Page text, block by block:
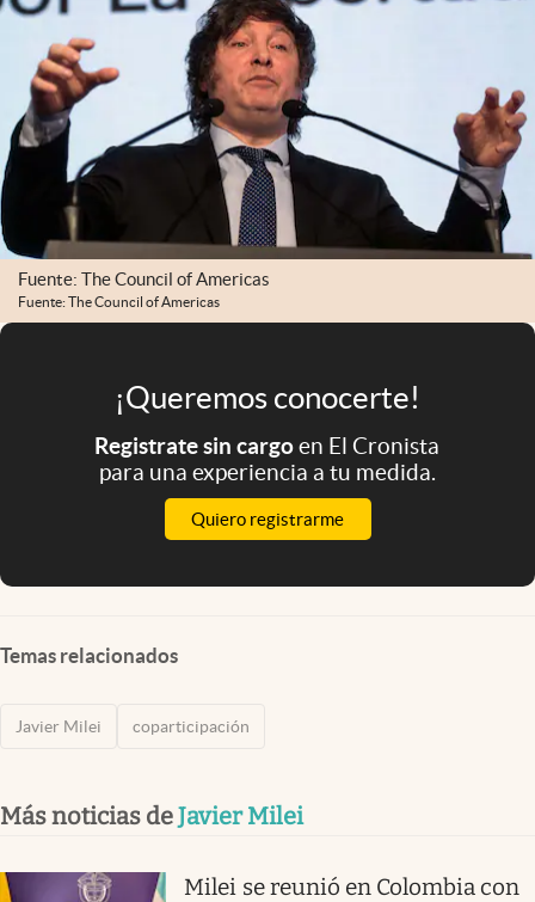
Mundial 2026
Eventos Corporativos
El Cronista Studio
Mediakit
abre en nueva pestaña
Argentina
Fuente: The Council of Americas
Fuente: The Council of Americas
¡Queremos conocerte!
Registrate sin cargoen El Cronista
para una experiencia a tu medida.
Quiero registrarme
Temas relacionados
Javier Milei coparticipación
Más noticias deJavier Milei
Milei se reunió en Colombia con